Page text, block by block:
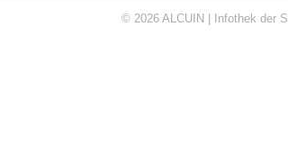
© 2026 ALCUIN | Infothek der